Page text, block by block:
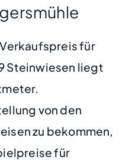
für
Steinwiesen liegt
von den
zu bekommen,
für